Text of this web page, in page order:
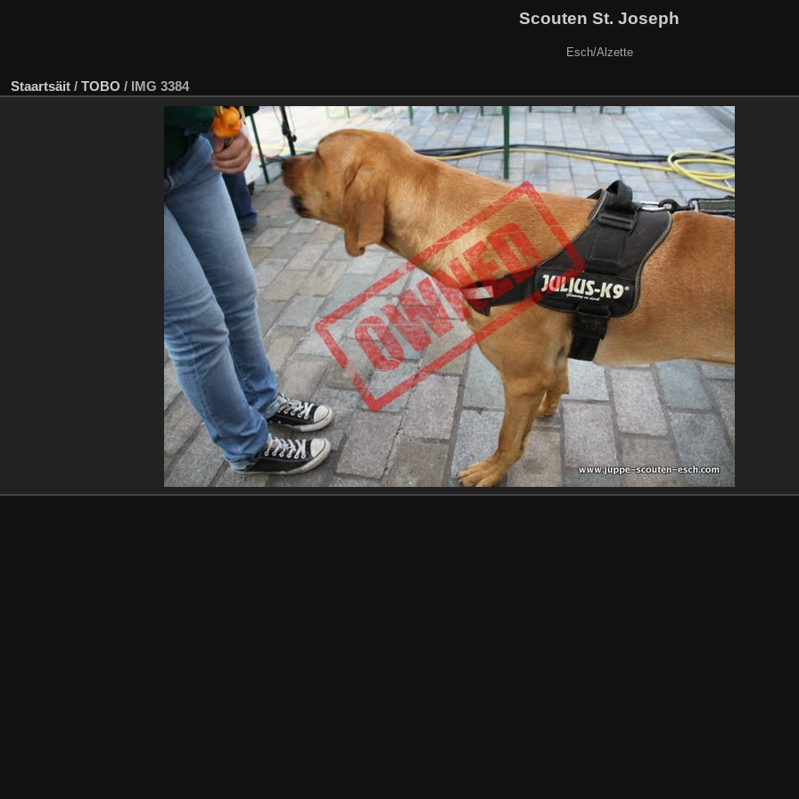
Scouten St. Joseph
Esch/Alzette
Staartsäit / TOBO / IMG 3384